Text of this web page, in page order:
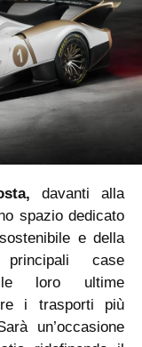
davanti alla
spazio dedicato
e della
case
le loro ultime
i trasporti più
un’occasione